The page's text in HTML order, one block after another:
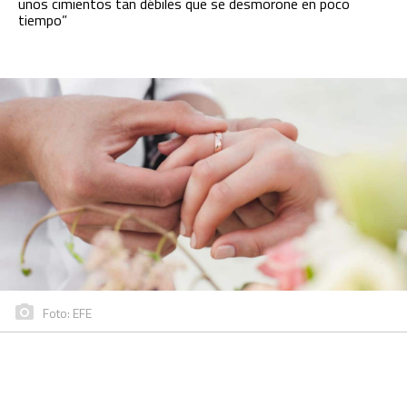
tiempo”
Foto: EFE